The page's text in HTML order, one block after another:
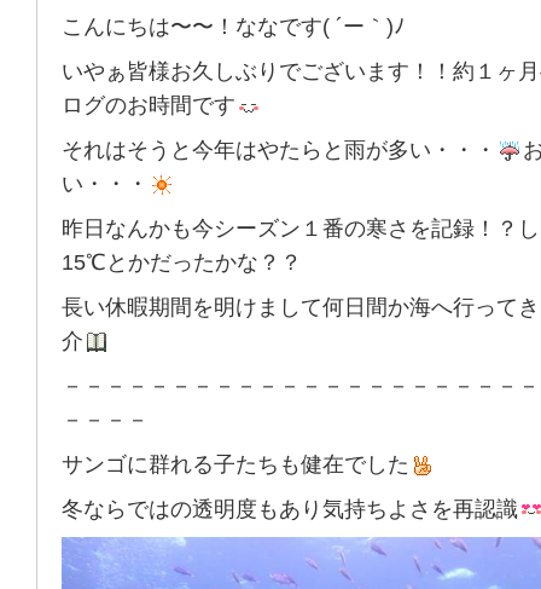
こんにちは〜〜！ななです( ´ー｀)ﾉ
いやぁ皆様お久しぶりでございます！！約１ヶ
ログのお時間です
それはそうと今年はやたらと雨が多い・・・
い・・・
昨日なんかも今シーズン１番の寒さを記録！？
15℃とかだったかな？？
長い休暇期間を明けまして何日間か海へ行って
介
－－－－－－－－－－－－－－－－－－－－－
－－－－
サンゴに群れる子たちも健在でした
冬ならではの透明度もあり気持ちよさを再認識